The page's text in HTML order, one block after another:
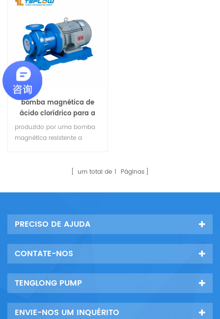
bomba magnética de
ácido clorídrico para a
indústria química
produzido por uma bomba
magnética resistente a
transferência de bombas de
industriais, feitas de material
(ptfe, fep, pvdf, pfa), pode
suportar qualquer líquido
corrosivo entre 0 ℃ e 150 ℃,
incluindo ácido sulfúrico
ácido nítrico, ácido
um total de 1 Páginas
PRECISO DE AJUDA
CONTATE-NOS
TENGLONG PUMP
ENVIE-NOS UM INQUÉRITO